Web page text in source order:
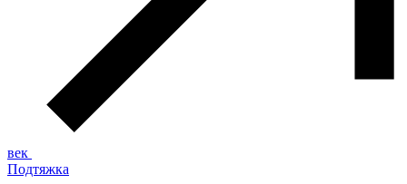
век
Подтяжка